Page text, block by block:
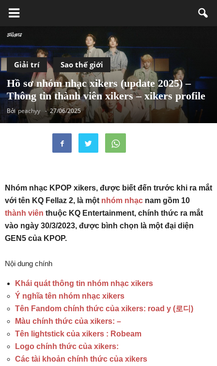
Giải trí Sao thế giới
Hồ sơ nhóm nhạc xikers (update 2025) –
Thông tin thành viên xikers – xikers profile
Bởipeachyy - 27/06/2025
Nhóm nhạc KPOP xikers, được biết đến trước khi ra mắt
với tên KQ Fellaz 2, là một nhóm nhạc nam gồm 10
thành viên thuộc KQ Entertainment, chính thức ra mắt
vào ngày 30/3/2023, được bình chọn là một đại diện
GEN5 của KPOP.
Nội dung chính
Khái quát thông tin nhóm nhạc xikers
Ý nghĩa tên nhóm nhạc xikers
Tên Fandom chính thức của xikers: road y (로디)
Màu chính thức của xikers: –
Tên lightstick của xikers : Robeam
Logo chính thức của xikers:
Các tài khoản chính thức của xikers